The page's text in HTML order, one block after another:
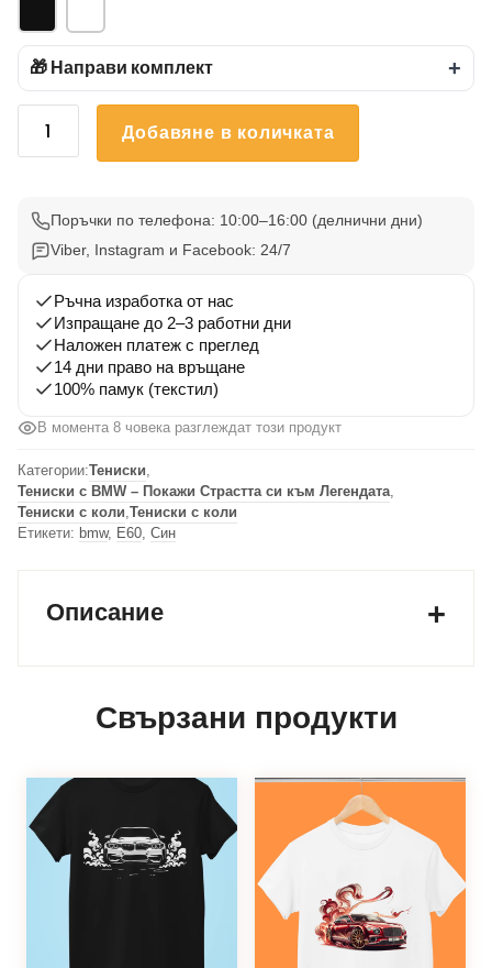
🎁 Направи комплект +
количество
Е60
Син
Добавяне в количката
Поръчки по телефона: 10:00–16:00 (делнични дни)
Viber, Instagram и Facebook: 24/7
Ръчна изработка от нас
Изпращане до 2–3 работни дни
Наложен платеж с преглед
14 дни право на връщане
100% памук (текстил)
В момента 8 човека разглеждат този продукт
Категории:Тениски,
Тениски с BMW – Покажи Страстта си към Легендата,
Тениски с коли,Тениски с коли
Етикети: bmw, Е60, Син
Описание
Свързани продукти